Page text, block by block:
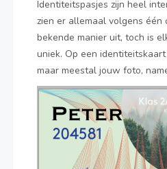
Identiteitspasjes zijn heel
zien er allemaal volgens
bekende manier uit, toch is
uniek. Op een
maar meestal jouw foto,